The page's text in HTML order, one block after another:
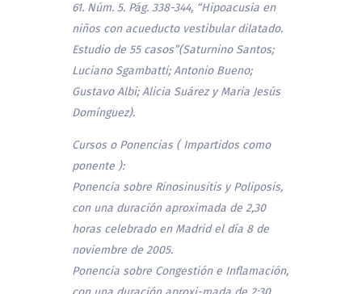
61. Núm. 5. Pág. 338-344, “Hipoacusia en
niños con acueducto vestibular dilatado.
Estudio de 55 casos”(Saturnino Santos;
Luciano Sgambatti; Antonio Bueno;
Gustavo Albi; Alicia Suárez y Maria Jesús
Domínguez).
Cursos o Ponencias ( Impartidos como
ponente ):
Ponencia sobre Rinosinusitis y Poliposis,
con una duración aproximada de 2,30
horas celebrado en Madrid el día 8 de
noviembre de 2005.
Ponencia sobre Congestión e Inflamación,